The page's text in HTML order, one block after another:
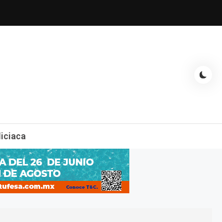
entrevistas con famosos, showbizz, podcast, chismes y